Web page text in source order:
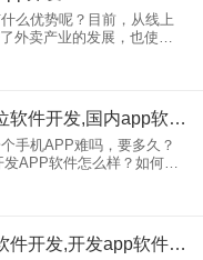
么优势呢？目前，从线上
外卖产业的发展，也使生
元素。要知道，生鲜不仅
品，也是一日三餐的主要
app软件里怎么定位软件开发,国内app软件开发
手机APP难吗，要多久？
APP软件怎么样？如何自
单也很简单。 应用编
很难说APP涉及很多领域，包
app软件需要什么软件开发,开发app软件需要什么